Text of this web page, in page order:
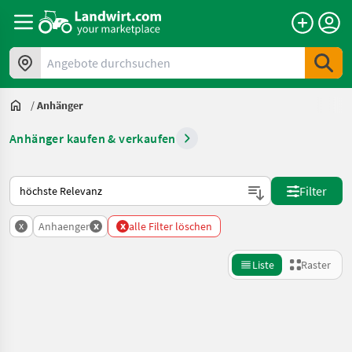
Angebote durchsuchen
/Anhänger
Anhänger kaufen & verkaufen
So wird auf Landwirt.com sortiert
Filter
x Anhaenger x x alle Filter löschen
Liste Raster